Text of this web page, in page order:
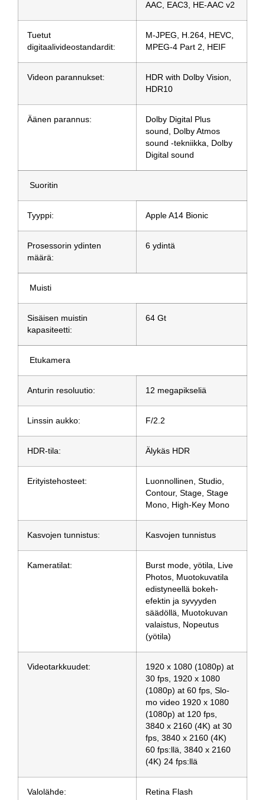
AAC, EAC3, HE-AAC v2
Tuetut
digitaalivideostandardit:
M-JPEG, H.264, HEVC,
MPEG-4 Part 2, HEIF
Videon parannukset:
HDR with Dolby Vision,
HDR10
Äänen parannus:
Dolby Digital Plus
sound, Dolby Atmos
sound -tekniikka, Dolby
Digital sound
Suoritin
Tyyppi: Apple A14 Bionic
Prosessorin ydinten
määrä:
6 ydintä
Muisti
Sisäisen muistin
kapasiteetti:
64 Gt
Etukamera
Anturin resoluutio: 12 megapikseliä
Linssin aukko: F/2.2
HDR-tila: Älykäs HDR
Erityistehosteet:
Luonnollinen, Studio,
Contour, Stage, Stage
Mono, High‑Key Mono
Kasvojen tunnistus: Kasvojen tunnistus
Kameratilat:
Burst mode, yötila, Live
Photos, Muotokuvatila
edistyneellä bokeh-
efektin ja syvyyden
säädöllä, Muotokuvan
valaistus, Nopeutus
(yötila)
Videotarkkuudet:
1920 x 1080 (1080p) at
30 fps, 1920 x 1080
(1080p) at 60 fps, Slo-
mo video 1920 x 1080
(1080p) at 120 fps,
3840 x 2160 (4K) at 30
fps, 3840 x 2160 (4K)
60 fps:llä, 3840 x 2160
(4K) 24 fps:llä
Valolähde: Retina Flash